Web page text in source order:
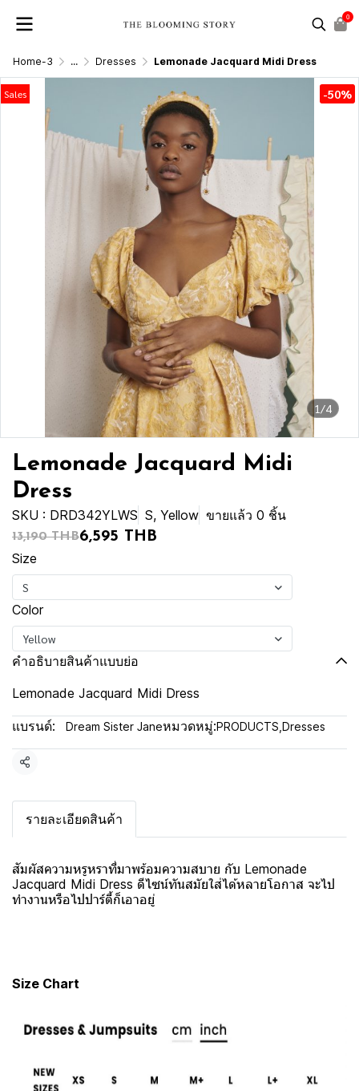
0
Home-3 ... Dresses Lemonade Jacquard Midi Dress
1/4
Sales -50%
Lemonade Jacquard Midi
Dress
SKU : DRD342YLWS S, Yellow ขายแล้ว 0 ชิ้น
13,190 THB6,595 THB
Size
S
Color
Yellow
คำอธิบายสินค้าแบบย่อ
Lemonade Jacquard Midi Dress
แบรนด์: Dream Sister Janeหมวดหมู่:PRODUCTS Dresses
แชร์
รายละเอียดสินค้า
สัมผัสความหรูหราที่มาพร้อมความสบาย กับ Lemonade
Jacquard Midi Dress ดีไซน์ทันสมัยใส่ได้หลายโอกาส จะไป
ทำงานหรือไปปาร์ตี้ก็เอาอยู่
Size Chart